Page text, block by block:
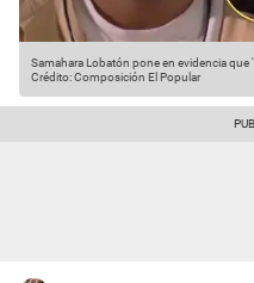
Samahara Lobatón pone en evidencia que
Crédito: Composición El Popular